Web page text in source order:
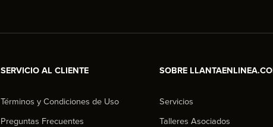
SERVICIO AL CLIENTE
Términos y Condiciones de Uso
Preguntas Frecuentes
SOBRE
Servicios
Talleres Asociados